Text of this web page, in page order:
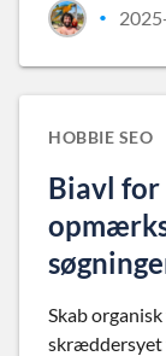
•
HOBBIE SEO
Biavl for
Skab
skræddersyet